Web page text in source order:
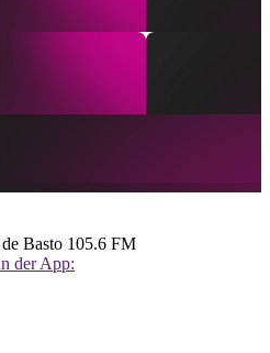
Basto 105.6 FM
der App: